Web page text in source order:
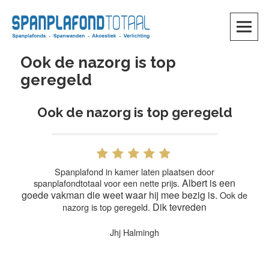
content
Ook de nazorg is top
geregeld
Ook de nazorg is top geregeld
Spanplafond in kamer laten plaatsen door
spanplafondtotaal voor een nette prijs. Albert is een
goede vakman die weet waar hij mee bezig is. Ook de
nazorg is top geregeld. Dik tevreden
Jhj Halmingh